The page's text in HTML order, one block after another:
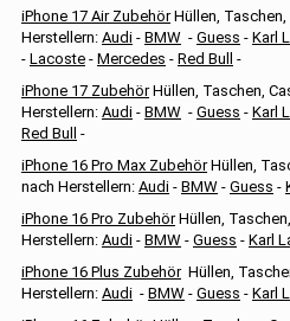
iPhone 17 Air ZubehörHüllen, Taschen,
Herstellern: Audi - BMW - Guess - Karl
- Lacoste - Mercedes - Red Bull
-
iPhone 17 ZubehörHüllen, Taschen,
Herstellern: Audi - BMW - Guess - Karl
Red Bull
-
iPhone 16 Pro Max ZubehörHüllen,
nach Herstellern: Audi - BMW - Guess -
iPhone 16 Pro ZubehörHüllen,
Herstellern: Audi - BMW - Guess - Karl
iPhone 16 Plus ZubehörHüllen,
Herstellern: Audi - BMW - Guess - Karl